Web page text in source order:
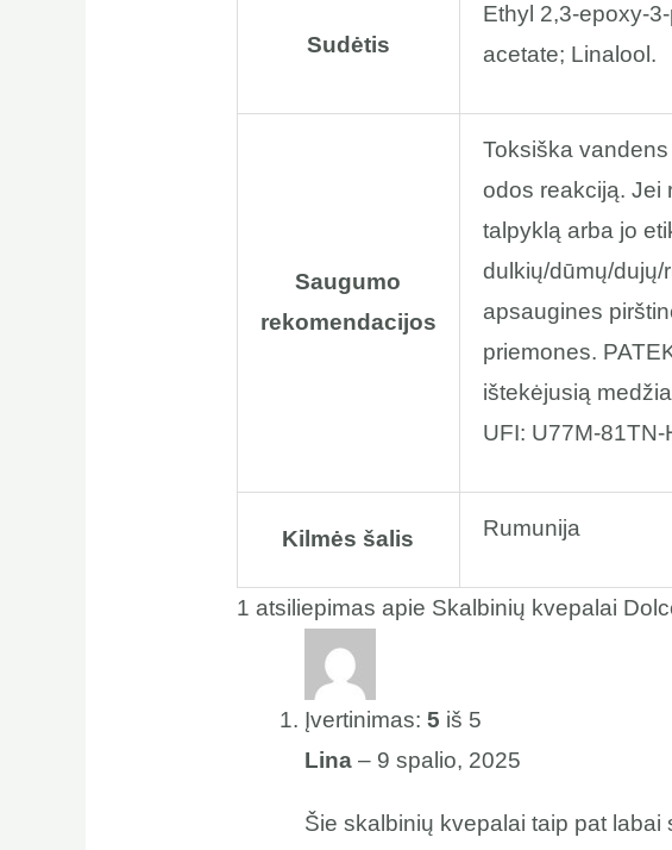
Sudėtis
Ethyl 2,3-epoxy-
acetate; Linalool.
Saugumo
rekomendacijos
Toksiška
odos reakciją. Jei
talpyklą arba jo
dulkių/dūmų/dujų/
apsaugines
priemones.
ištekėjusią
UFI: U77M-81TN-
Kilmės šalis Rumunija
1 atsiliepimas apie Skalbinių kvepalai
Įvertinimas: 5 iš 5
Lina – 9 spalio, 2025
Šie skalbinių kvepalai taip pat